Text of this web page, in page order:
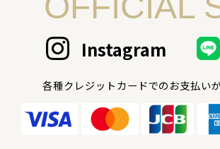
Instagram
各種クレジットカードでのお支払いが